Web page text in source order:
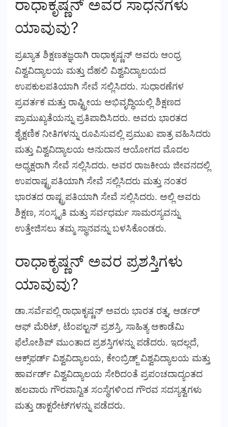
ರಾಧಾಕೃಷ್ಣನ್ ಅವರ ಸಾಧನೆಗಳು
ಯಾವುವು?
ಪ್ರಖ್ಯಾತ ಶಿಕ್ಷಣತಜ್ಞರಾಗಿ ರಾಧಾಕೃಷ್ಣನ್ ಅವರು ಆಂಧ್ರ
ವಿಶ್ವವಿದ್ಯಾಲಯ ಮತ್ತು ದೆಹಲಿ ವಿಶ್ವವಿದ್ಯಾಲಯದ
ಉಪಕುಲಪತಿಯಾಗಿ ಸೇವೆ ಸಲ್ಲಿಸಿದರು. ಸುಧಾರಣೆಗಳ
ಪ್ರವರ್ತಕ ಮತ್ತು ರಾಷ್ಟ್ರೀಯ ಅಭಿವೃದ್ಧಿಯಲ್ಲಿ ಶಿಕ್ಷಣದ
ಪ್ರಾಮುಖ್ಯತೆಯನ್ನು ಪ್ರತಿಪಾದಿಸಿದರು. ಅವರು ಭಾರತದ
ಶೈಕ್ಷಣಿಕ ನೀತಿಗಳನ್ನು ರೂಪಿಸುವಲ್ಲಿ ಪ್ರಮುಖ ಪಾತ್ರ ವಹಿಸಿದರು
ಮತ್ತು ವಿಶ್ವವಿದ್ಯಾಲಯ ಅನುದಾನ ಆಯೋಗದ ಮೊದಲ
ಅಧ್ಯಕ್ಷರಾಗಿ ಸೇವೆ ಸಲ್ಲಿಸಿದರು. ಅವರ ರಾಜಕೀಯ ಜೀವನದಲ್ಲಿ
ಉಪರಾಷ್ಟ್ರಪತಿಯಾಗಿ ಸೇವೆ ಸಲ್ಲಿಸಿದರು ಮತ್ತು ನಂತರ
ಭಾರತದ ರಾಷ್ಟ್ರಪತಿಯಾಗಿ ಸೇವೆ ಸಲ್ಲಿಸಿದರು. ಅಲ್ಲಿ ಅವರು
ಶಿಕ್ಷಣ, ಸಂಸ್ಕೃತಿ ಮತ್ತು ಸರ್ವಧರ್ಮ ಸಾಮರಸ್ಯವನ್ನು
ಉತ್ತೇಜಿಸಲು ತಮ್ಮ ಸ್ಥಾನವನ್ನು ಬಳಸಿಕೊಂಡರು.
ರಾಧಾಕೃಷ್ಣನ್ ಅವರ ಪ್ರಶಸ್ತಿಗಳು
ಯಾವುವು?
ಡಾ.ಸರ್ವೆಪಲ್ಲಿ ರಾಧಾಕೃಷ್ಣನ್ ಅವರು ಭಾರತ ರತ್ನ, ಆರ್ಡರ್
ಆಫ್ ಮೆರಿಟ್, ಟೆಂಪಲ್ಟನ್ ಪ್ರಶಸ್ತಿ, ಸಾಹಿತ್ಯ ಅಕಾಡೆಮಿ
ಫೆಲೋಶಿಪ್ ಮುಂತಾದ ಪ್ರಶಸ್ತಿಗಳನ್ನು ಪಡೆದರು. ಇದಲ್ಲದೆ,
ಆಕ್ಸ್‌ಫರ್ಡ್ ವಿಶ್ವವಿದ್ಯಾಲಯ, ಕೇಂಬ್ರಿಡ್ಜ್ ವಿಶ್ವವಿದ್ಯಾಲಯ ಮತ್ತು
ಹಾರ್ವರ್ಡ್ ವಿಶ್ವವಿದ್ಯಾಲಯ ಸೇರಿದಂತೆ ಪ್ರಪಂಚದಾದ್ಯಂತದ
ಹಲವಾರು ಗೌರವಾನ್ವಿತ ಸಂಸ್ಥೆಗಳಿಂದ ಗೌರವ ಸದಸ್ಯತ್ವಗಳು
ಮತ್ತು ಡಾಕ್ಟರೇಟ್‌ಗಳನ್ನು ಪಡೆದರು.